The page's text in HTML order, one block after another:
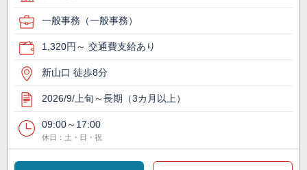
一般事務（一般事務）
1,320円～ 交通費支給あり
新山口 徒歩8分
2026/9/上旬～長期（3カ月以上）
09:00～17:00
休日：土・日・祝